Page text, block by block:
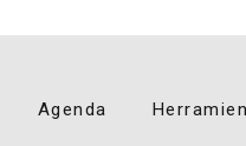
Agenda